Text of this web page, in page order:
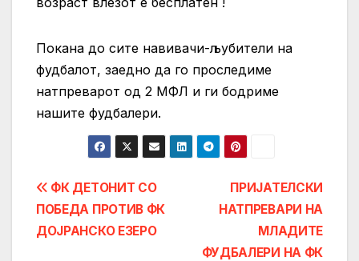
Покана до сите навивачи-љубители на
фудбалот, заедно да го проследиме
натпреварот од 2 МФЛ и ги бодриме
нашите фудбалери.
Post
navigation
ПРИЈАТЕЛСКИ
НАТПРЕВАРИ НА
МЛАДИТЕ
ФУДБАЛЕРИ НА ФК
ФК ДЕТОНИТ СО
ПОБЕДА ПРОТИВ ФК
ДОЈРАНСКО ЕЗЕРО